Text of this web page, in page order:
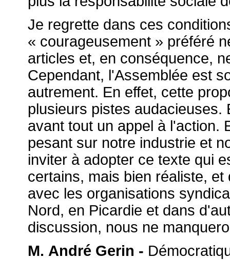
Je regrette dans ces
« courageusement » préféré
articles et, en conséquence,
Cependant, l'Assemblée est
autrement. En effet, cette
plusieurs pistes audacieuses.
avant tout un appel à l'action.
pesant sur notre industrie et
inviter à adopter ce texte qui
certains, mais bien réaliste,
avec les organisations
Nord, en Picardie et dans
discussion, nous ne
M. André Gerin -